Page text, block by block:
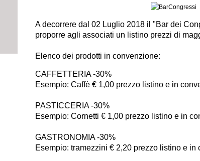
A decorrere dal 02 Luglio 2018 il "Bar dei
proporre agli associati un listino prezzi di
Elenco dei prodotti in convenzione:
CAFFETTERIA -30%
Esempio: Caffè € 1,00 prezzo listino e in
PASTICCERIA -30%
Esempio: Cornetti € 1,00 prezzo listino e in
GASTRONOMIA -30%
Esempio: tramezzini € 2,20 prezzo listino e in